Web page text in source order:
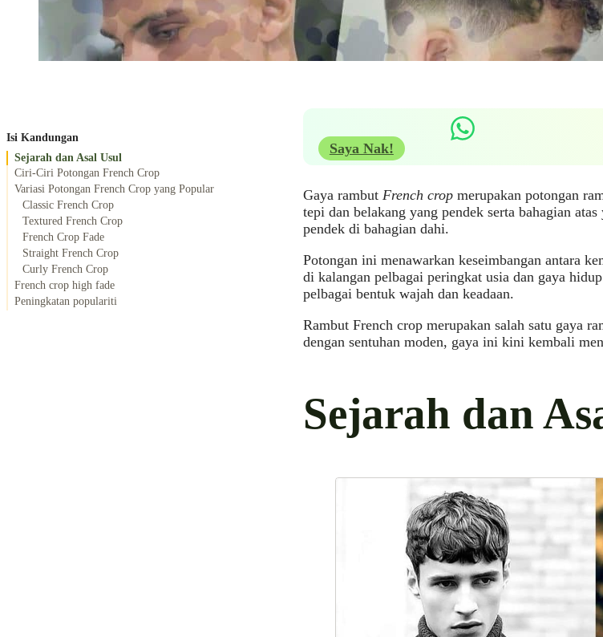
Isi Kandungan
Sejarah dan Asal Usul
Ciri-Ciri Potongan French Crop
Variasi Potongan French Crop yang Popular
Classic French Crop
Textured French Crop
French Crop Fade
Straight French Crop
Curly French Crop
French crop high fade
Peningkatan populariti
Saya Nak!
Gaya rambut French cropmerupakan potongan
tepi dan belakang yang pendek serta bahagian
pendek di bahagian dahi.
Potongan ini menawarkan keseimbangan antara
di kalangan pelbagai peringkat usia dan gaya
pelbagai bentuk wajah dan keadaan.
Rambut French crop merupakan salah satu gaya
dengan sentuhan moden, gaya ini kini kembali
Sejarah dan